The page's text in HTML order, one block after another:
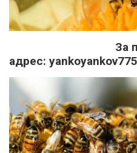
За поръчки
адрес: